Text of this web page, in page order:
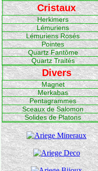
Cristaux
Herkimers
Lémuriens
Lémuriens Rosés
Pointes
Quartz Fantôme
Quartz Traités
Divers
Magnet
Merkabas
Pentagrammes
Sceaux de Salomon
Solides de Platons